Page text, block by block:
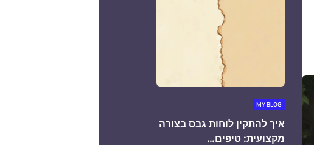
MY BLOG
איך להתקין לוחות גבס בצורה
מקצועית: טיפים…